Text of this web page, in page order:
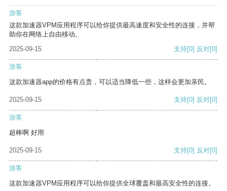
游客
这款加速器VPM应用程序可以给你提供最高速度和安全性的连接，并帮
助你在网络上自由移动。
2025-09-15
支持[0] 反对[0]
游客
这款加速器app的价格有点贵，可以适当降低一些，这样会更加亲民。
2025-09-15 支持[0] 反对[0]
游客
超棒啊 好用
2025-09-15 支持[0] 反对[0]
游客
这款加速器VPM应用程序可以给你提供全球覆盖和最高安全性的连接。